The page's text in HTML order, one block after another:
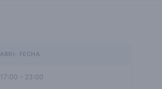
ABRI- FECHA
17:00 - 23:00